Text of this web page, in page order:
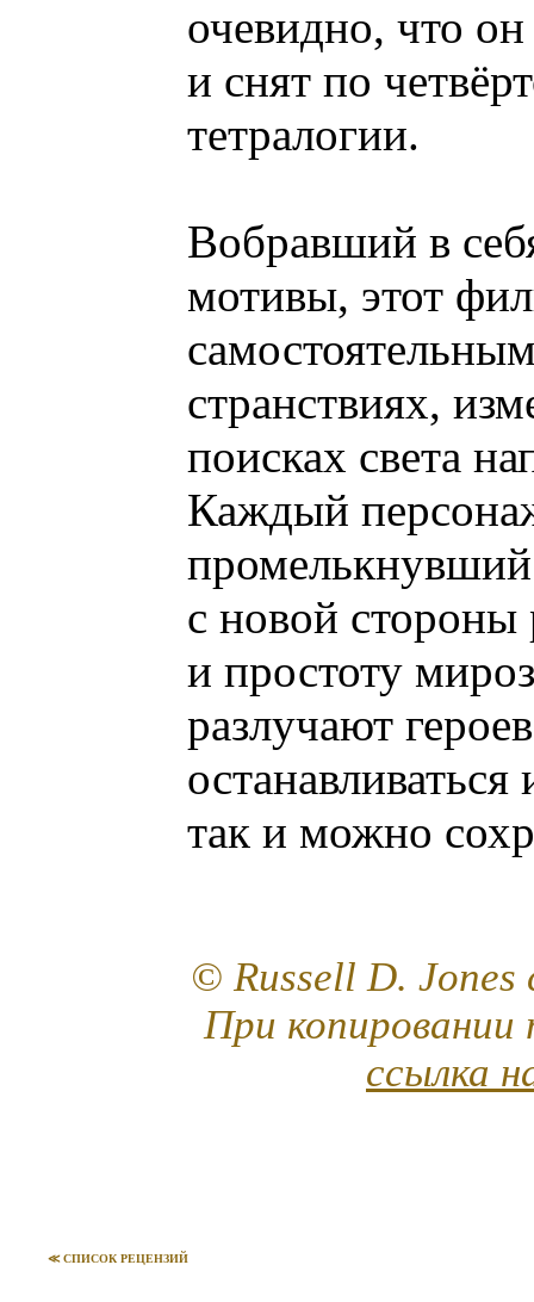
очевидно, что
и снят по
тетралогии.
Вобравший в
мотивы, этот
странствиях,
поисках света
Каждый
с новой стороны
и простоту
разлучают
так и можно
© Russell D. Jones
При
ссылка
≪ СПИСОК РЕЦЕНЗИЙ